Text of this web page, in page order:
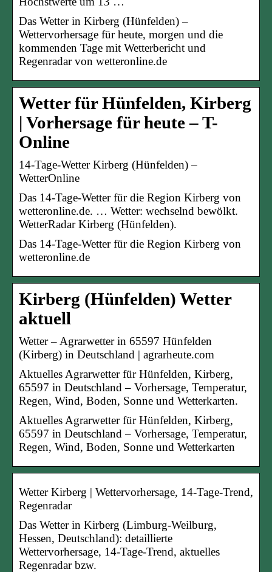
Das Wetter in Kirberg (Hünfelden) –
Wettervorhersage für heute, morgen und die
kommenden Tage mit Wetterbericht und
Regenradar von wetteronline.de
Wetter für Hünfelden, Kirberg
| Vorhersage für heute – T-
Online
14-Tage-Wetter Kirberg (Hünfelden) –
WetterOnline
Das 14-Tage-Wetter für die Region Kirberg von
wetteronline.de. … Wetter: wechselnd bewölkt.
WetterRadar Kirberg (Hünfelden).
Das 14-Tage-Wetter für die Region Kirberg von
wetteronline.de
Kirberg (Hünfelden) Wetter
aktuell
Wetter – Agrarwetter in 65597 Hünfelden
(Kirberg) in Deutschland | agrarheute.com
Aktuelles Agrarwetter für Hünfelden, Kirberg,
65597 in Deutschland – Vorhersage, Temperatur,
Regen, Wind, Boden, Sonne und Wetterkarten.
Aktuelles Agrarwetter für Hünfelden, Kirberg,
65597 in Deutschland – Vorhersage, Temperatur,
Regen, Wind, Boden, Sonne und Wetterkarten
Wetter Kirberg | Wettervorhersage, 14-Tage-Trend,
Regenradar
Das Wetter in Kirberg (Limburg-Weilburg,
Hessen, Deutschland): detaillierte
Wettervorhersage, 14-Tage-Trend, aktuelles
Regenradar bzw.